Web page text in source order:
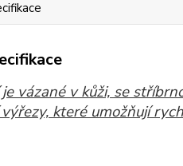
vázané v kůži, se
které umožňují